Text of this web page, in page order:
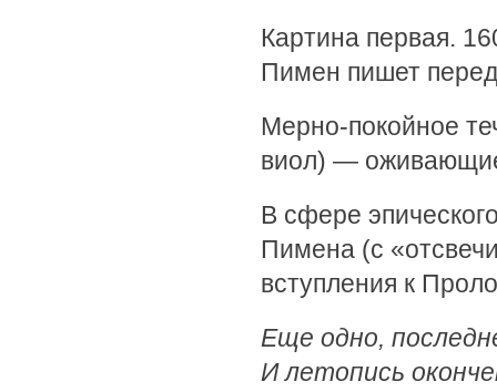
Картина первая.
Пимен пишет
Мерно-покойное
виол) —
В сфере
Пимена (с
вступления к
Еще одно,
И летопись